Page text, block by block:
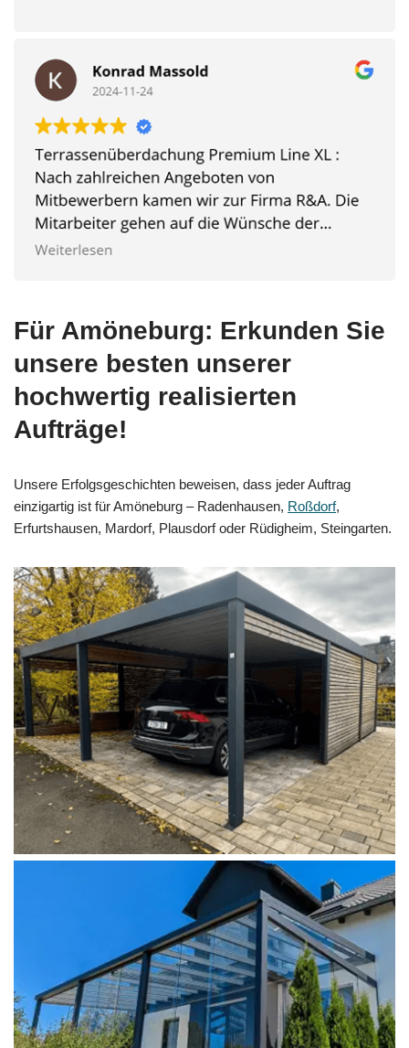
Für Amöneburg: Erkunden Sie
unsere besten unserer
hochwertig realisierten
Aufträge!
Unsere Erfolgsgeschichten beweisen, dass jeder Auftrag
einzigartig ist für Amöneburg – Radenhausen, Roßdorf,
Erfurtshausen, Mardorf, Plausdorf oder Rüdigheim, Steingarten.